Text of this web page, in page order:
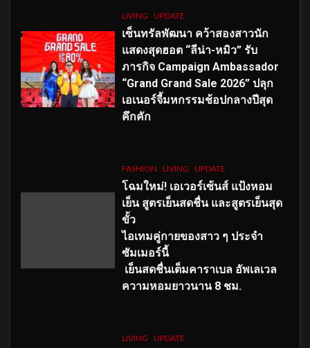
LIVING UPDATE
เซ็นทรัลพัฒนา คว้าสองสาวนัก
แสดงสุดฮอต “ลีน่า-หมิว” รับ
ภารกิจ Campaign Ambassador
“Grand Grand Sale 2026” ปลุก
เอเนอร์จี้มหกรรมช้อปกลางปีสุด
คึกคัก
FASHION LIVING UPDATE
โฉมใหม่! เอเวอร์เซ้นส์ แป้งหอม
เย็น สูตรเย็นสดชื่น และสูตรเย็นสุด
ขั้ว
ไอเทมคู่กายของสาว ๆ ประจำ
ซัมเมอร์นี้
เย็นสดชื่นเต็มคาราเบล อัพเลเวล
ความหอมยาวนาน 8 ชม.
LIVING UPDATE